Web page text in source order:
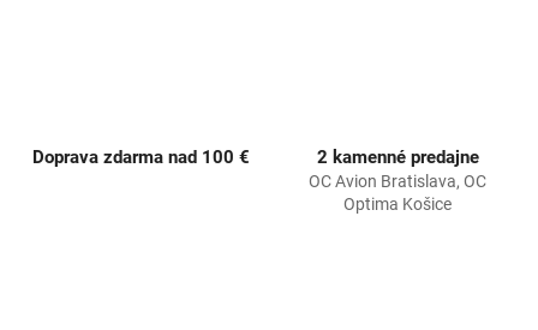
Doprava zdarma nad 100 € 2 kamenné predajne
OC Avion Bratislava, OC
Optima Košice